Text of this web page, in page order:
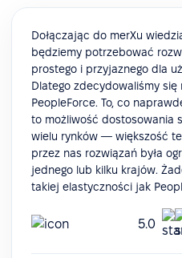
Dołączając do merXu
będziemy potrzebować
prostego i przyjaznego dla
Dlatego zdecydowaliśmy się
PeopleForce. To, co
to możliwość dostosowania
wielu rynków — większość
przez nas rozwiązań była
jednego lub kilku krajów.
takiej elastyczności jak
5.0